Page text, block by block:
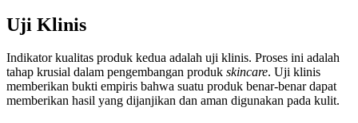
Uji Klinis
Indikator kualitas produk kedua adalah uji klinis. Proses ini adalah
tahap krusial dalam pengembangan produk skincare. Uji klinis
memberikan bukti empiris bahwa suatu produk benar-benar dapat
memberikan hasil yang dijanjikan dan aman digunakan pada kulit.